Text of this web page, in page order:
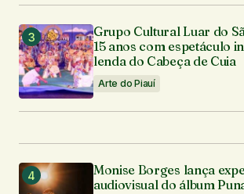
Grupo Cultural Luar do
15 anos com espetáculo
lenda do Cabeça de Cuia
Arte do Piauí
Monise Borges lança
audiovisual do álbum